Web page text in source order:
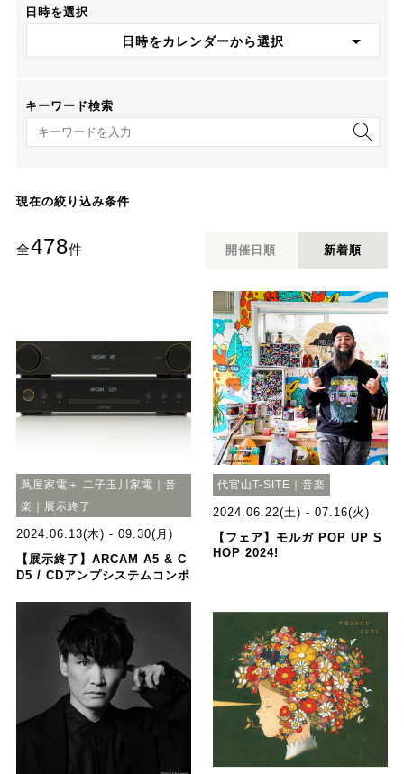
日時を選択
日時をカレンダーから選択
キーワード検索
キーワード検索
現在の絞り込み条件
全478件 開催日順 新着順
蔦屋家電＋ 二子玉川家電｜音
楽｜展示終了
2024.06.13(木) - 09.30(月)
【展示終了】ARCAM A5 & C
D5 / CDアンプシステムコンポ
代官山T-SITE｜音楽
2024.06.22(土) - 07.16(火)
【フェア】モルガ POP UP S
HOP 2024!